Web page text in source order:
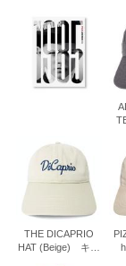
プ
THE DICAPRIO
HAT (Beige) キャ
hat